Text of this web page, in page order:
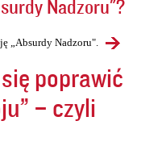
Nadzoru"?
„Absurdy Nadzoru".
poprawić
– czyli